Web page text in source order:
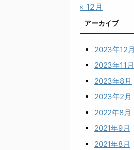
« 12月
アーカイブ
2023年12月
2023年11月
2023年8月
2023年2月
2022年8月
2021年9月
2021年8月